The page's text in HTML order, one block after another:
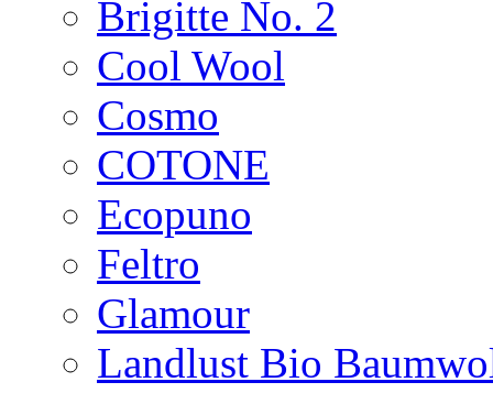
Brigitte No. 2
Cool Wool
Cosmo
COTONE
Ecopuno
Feltro
Glamour
Landlust Bio